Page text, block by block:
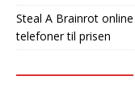
Steal A Brainrot online
telefoner til prisen